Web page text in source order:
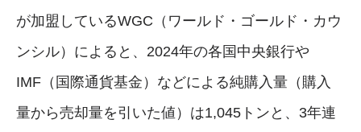
が加盟しているWGC（ワールド・ゴールド・カウ
ンシル）によると、2024年の各国中央銀行や
IMF（国際通貨基金）などによる純購入量（購入
量から売却量を引いた値）は1,045トンと、3年連